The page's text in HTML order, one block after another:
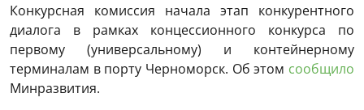
Конкурсная комиссия начала этап конкурентного
диалога в рамках концессионного конкурса по
первому (универсальному) и контейнерному
терминалам в порту Черноморск. Об этом сообщило
Минразвития.